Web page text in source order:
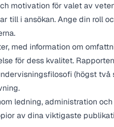
motivation för valet av
till i ansökan. Ange din roll
med information om
för dess kvalitet.
(högst två
ledning, administration och
av dina viktigaste